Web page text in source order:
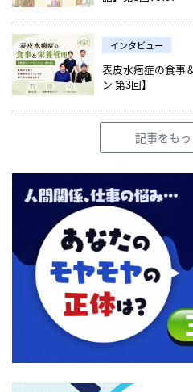
インタビュー
表皮水疱症の食事
ン 第3回】
記事をも